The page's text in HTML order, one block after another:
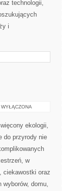
technologii,
i
ekologii,
do przyrody nie
w
ciekawostki oraz
domu,